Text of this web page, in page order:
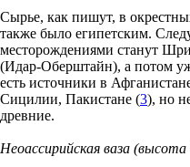
Сырье, как пишут, в
также было египетским.
месторождениями станут
(Идар-Оберштайн), а потом
есть источники в
Сицилии, Пакистане (3), но
древние.
Неоассирийская ваза (высота